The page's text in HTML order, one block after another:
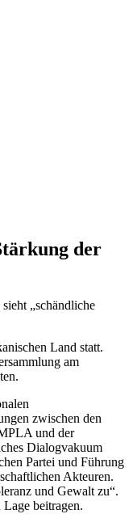
der
„schändliche
Land statt.
am
zwischen den
und der
Dialogvakuum
Partei und Führung
Akteuren.
und Gewalt zu“.
beitragen.